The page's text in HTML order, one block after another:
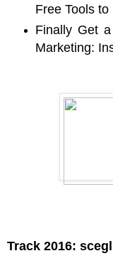
Free Tools
Finally Get
Marketing:
Track 2016: